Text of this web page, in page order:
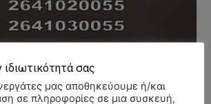
- Advertisment -
σας
μας αποθηκεύουμε ή/και
σε πληροφορίες σε μια συσκευή,